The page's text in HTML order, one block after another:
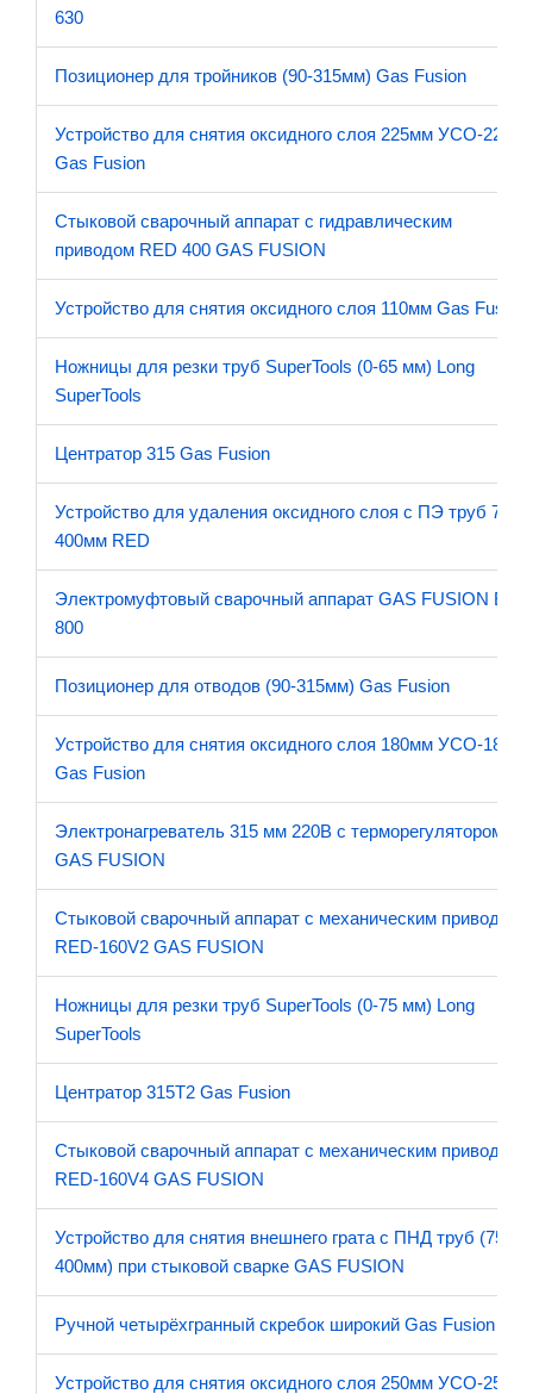
630
Позиционер для тройников (90-315мм) Gas Fusion
Устройство для снятия оксидного слоя 225мм УСО-225
Gas Fusion
Стыковой сварочный аппарат с гидравлическим
приводом RED 400 GAS FUSION
Устройство для снятия оксидного слоя 110мм Gas Fusion
Ножницы для резки труб SuperTools (0-65 мм) Long
SuperTools
Центратор 315 Gas Fusion
Устройство для удаления оксидного слоя с ПЭ труб 75-
400мм RED
Электромуфтовый сварочный аппарат GAS FUSION EF-
800
Позиционер для отводов (90-315мм) Gas Fusion
Устройство для снятия оксидного слоя 180мм УСО-180
Gas Fusion
Электронагреватель 315 мм 220В с терморегулятором
GAS FUSION
Стыковой сварочный аппарат с механическим приводом
RED-160V2 GAS FUSION
Ножницы для резки труб SuperTools (0-75 мм) Long
SuperTools
Центратор 315Т2 Gas Fusion
Стыковой сварочный аппарат с механическим приводом
RED-160V4 GAS FUSION
Устройство для снятия внешнего грата с ПНД труб (75-
400мм) при стыковой сварке GAS FUSION
Ручной четырёхгранный скребок широкий Gas Fusion
Устройство для снятия оксидного слоя 250мм УСО-250